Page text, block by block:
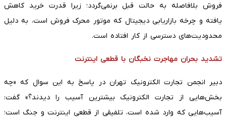
فروش بلافاصله به حالت قبل برنمی‌گردد؛ زیرا قدرت خرید کاهش
یافته و چرخه بازاریابی دیجیتال که موتور محرک فروش است، به دلیل
محدودیت‌های دسترسی از کار افتاده است.
تشدید بحران مهاجرت نخبگان با قطعی اینترنت
دبیر انجمن تجارت الکترونیک تهران در پاسخ به این سوال که «چه
بخش‌هایی از تجارت الکترونیک بیشترین آسیب را دیدند؟» گفت:
آسیب‌هایی که وارد شده است، تلفیقی از قطعی اینترنت و جنگ است؛